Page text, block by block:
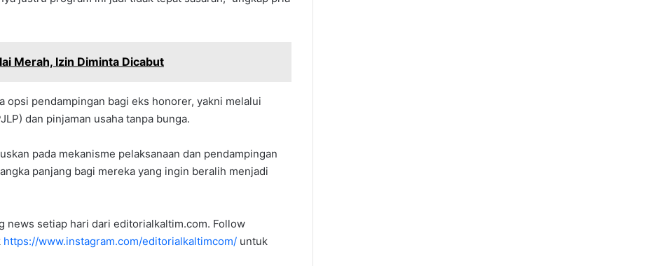
Merah, Izin Diminta Dicabut
opsi pendampingan bagi eks honorer, yakni melalui
dan pinjaman usaha tanpa bunga.
pada mekanisme pelaksanaan dan pendampingan
panjang bagi mereka yang ingin beralih menjadi
news setiap hari dari editorialkaltim.com. Follow
https://www.instagram.com/editorialkaltimcom/ untuk